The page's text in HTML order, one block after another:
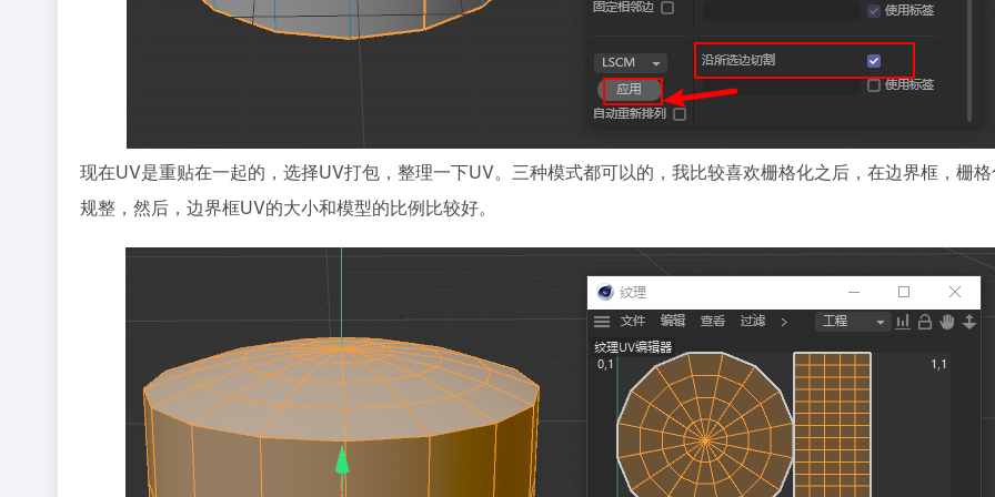
现在UV是重贴在一起的，选择UV打包，整理一下UV。三种模式都可以的，我比较喜欢栅格化之后，在边界框，栅
规整，然后，边界框UV的大小和模型的比例比较好。